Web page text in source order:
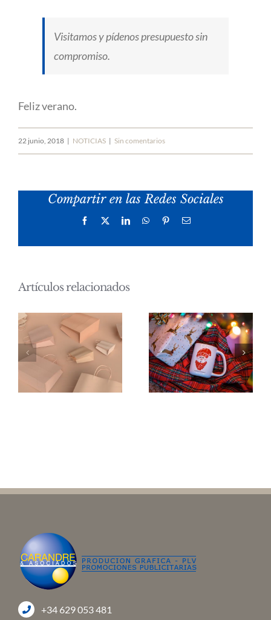
Visitamos y pídenos presupuesto sin
compromiso.
Feliz verano.
22 junio, 2018 | NOTICIAS | Sin comentarios
Compartir en las Redes Sociales
Facebook LinkedInWhatsAppPinterestCorreo
Artículos relacionados
+34 629 053 481